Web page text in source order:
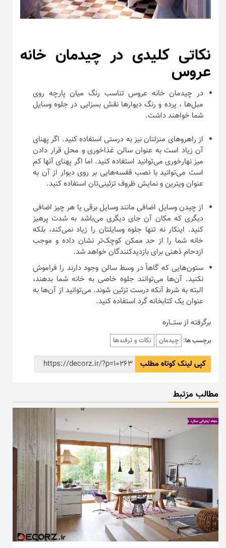
نکاتی کلیدی در چیدمان خانه
عروس
در چیدمان خانه عروس تناسب رنگ میان پارچه روی
مبل‌ها ، پرده و رنگ دیوارها نقش بسزایی در جلوه وسایل
شما خواهند داشت.
از راهروهای منزلتان نیز به درستی استفاده کنید. اگر پهنای
آن زیاد است به عنوان سالن غذاخوری و محل قرار دادن
میز نهارخوری می‌توانید استفاده کنید. اما اگر پهنای آنها کم
است می‌توانید با نصب قفسه‌هایی بر روی دیوار از آن به
عنوان ویترین و نمایش ظروف تزئینی‌تان استفاده کنید.
از چیدن وسایل اضافی مانند وسایل برقی یا هر چیز اضافی
دیگری که مکان آن جای دیگری می‌باشد به شدت پرهیز
کنید. اینکار نه تنها جلوه وسایلتان را زیاد نمی‌کند، بلکه
خانه شما را از حد ممکن کوچک‌تر نشان داده و موجب
ازدحام ذهنی برای بازدیدکنندگان خواهد شد.
ستون‌هایی که گاهاً در وسط سالن وجود دارند را فراموش
نکنید. آن‌ها می‌توانند جلوه خاصی به خانه شما بدهند،
البته به شرط آنکه درست تزئین شوند. می‌توانید از آن‌ها به
عنوان یک کتابخانه گرد استفاده کنید.
برگرفته از ستـــاره
برچسب ها: چیدمان نکات و ترفندها
کپی لینک کوتاه مطلب
مطالب مزتبط